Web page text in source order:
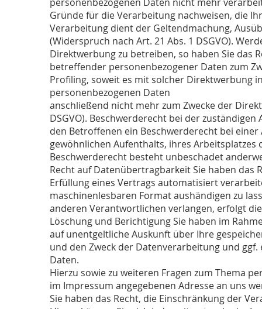
Gründe für die Verarbeitung nachweisen, die
Verarbeitung dient der Geltendmachung,
(Widerspruch nach Art. 21 Abs. 1 DSGVO).
Direktwerbung zu betreiben, so haben Sie das
betreffender personenbezogener Daten zum
Profiling, soweit es mit solcher Direktwerbung
personenbezogenen Daten
anschließend nicht mehr zum Zwecke der
DSGVO). Beschwerderecht bei der
den Betroffenen ein Beschwerderecht bei
gewöhnlichen Aufenthalts, ihres
Beschwerderecht besteht unbeschadet
Recht auf Datenübertragbarkeit Sie haben das
Erfüllung eines Vertrags automatisiert
maschinenlesbaren Format aushändigen zu
anderen Verantwortlichen verlangen, erfolgt
Löschung und Berichtigung Sie haben im
auf unentgeltliche Auskunft über Ihre
und den Zweck der Datenverarbeitung und
Daten.
Hierzu sowie zu weiteren Fragen zum Thema
im Impressum angegebenen Adresse an uns
Sie haben das Recht, die Einschränkung der